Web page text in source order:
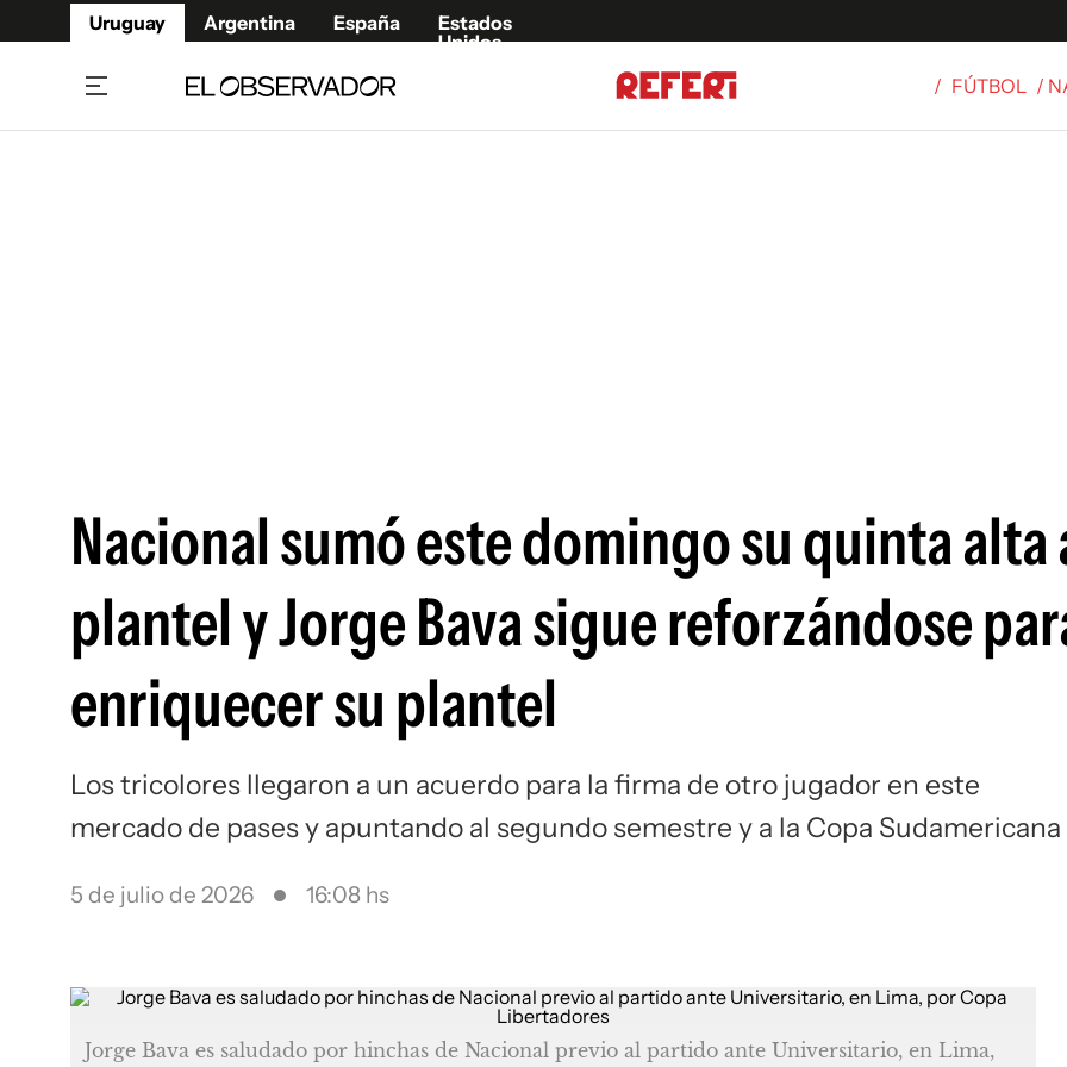
Uruguay Argentina España
Estados
Unidos
/ FÚTBOL /
Nacional sumó este domingo su quinta alta
plantel y Jorge Bava sigue reforzándose
enriquecer su plantel
Los tricolores llegaron a un acuerdo para la firma de otro jugador en este
mercado de pases y apuntando al segundo semestre y a la Copa Sudamericana
5 de julio de 2026 16:08 hs
Jorge Bava es saludado por hinchas de Nacional previo al partido ante Universitario, en Lima,